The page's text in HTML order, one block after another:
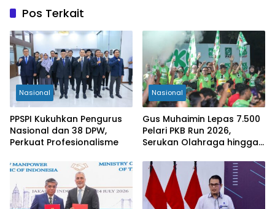
Pos Terkait
Nasional
PPSPI Kukuhkan Pengurus
Nasional dan 38 DPW,
Perkuat Profesionalisme
Nasional
Gus Muhaimin Lepas 7.500
Pelari PKB Run 2026,
Serukan Olahraga hingga